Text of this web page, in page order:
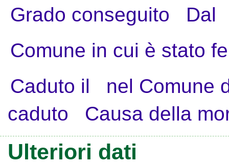
Grado conseguito
Dal
Comune in cui è stato
Caduto il
nel Comune
caduto
Causa della
Ulteriori dati